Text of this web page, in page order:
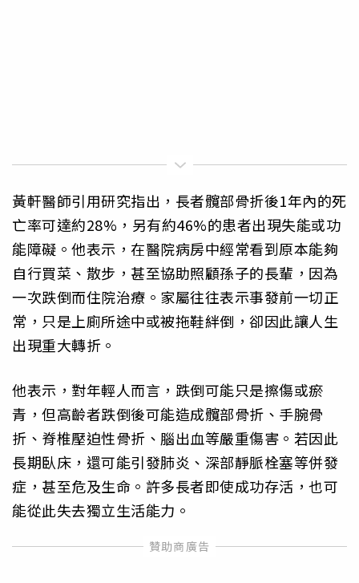
黃軒醫師引用研究指出，長者髖部骨折後1年內的死
亡率可達約28%，另有約46%的患者出現失能或功
能障礙。他表示，在醫院病房中經常看到原本能夠
自行買菜、散步，甚至協助照顧孫子的長輩，因為
一次跌倒而住院治療。家屬往往表示事發前一切正
常，只是上廁所途中或被拖鞋絆倒，卻因此讓人生
出現重大轉折。
他表示，對年輕人而言，跌倒可能只是擦傷或瘀
青，但高齡者跌倒後可能造成髖部骨折、手腕骨
折、脊椎壓迫性骨折、腦出血等嚴重傷害。若因此
長期臥床，還可能引發肺炎、深部靜脈栓塞等併發
症，甚至危及生命。許多長者即使成功存活，也可
能從此失去獨立生活能力。